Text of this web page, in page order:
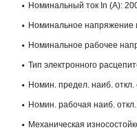
Номинальный ток In (А):
Номинальное напряжение
Номинальное рабочее
Тип электронного
Номин. предел. наиб. откл.
Номин. рабочая наиб.
Механическая